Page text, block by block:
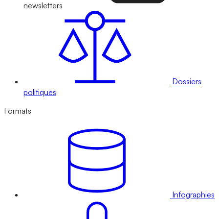
newsletters
Dossiers
politiques
Formats
Infographies